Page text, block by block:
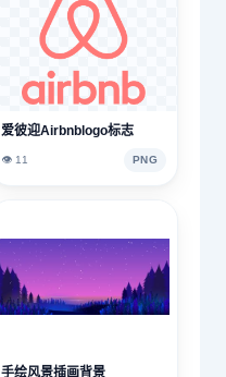
爱彼迎Airbnblogo标志
👁️ 11 PNG
手绘风景插画背景